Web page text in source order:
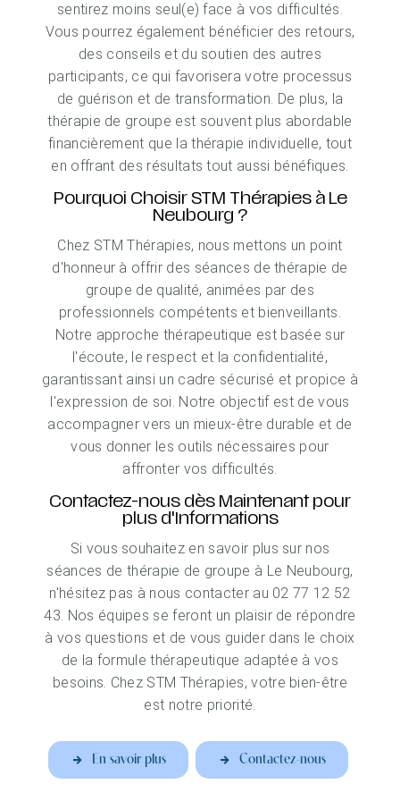
sentirez moins seul(e) face à vos difficultés.
Vous pourrez également bénéficier des retours,
des conseils et du soutien des autres
participants, ce qui favorisera votre processus
de guérison et de transformation. De plus, la
thérapie de groupe est souvent plus abordable
financièrement que la thérapie individuelle, tout
en offrant des résultats tout aussi bénéfiques.
Pourquoi Choisir STM Thérapies à Le
Neubourg ?
Chez STM Thérapies, nous mettons un point
d'honneur à offrir des séances de thérapie de
groupe de qualité, animées par des
professionnels compétents et bienveillants.
Notre approche thérapeutique est basée sur
l'écoute, le respect et la confidentialité,
garantissant ainsi un cadre sécurisé et propice à
l'expression de soi. Notre objectif est de vous
accompagner vers un mieux-être durable et de
vous donner les outils nécessaires pour
affronter vos difficultés.
Contactez-nous dès Maintenant pour
plus d'Informations
Si vous souhaitez en savoir plus sur nos
séances de thérapie de groupe à Le Neubourg,
n'hésitez pas à nous contacter au 02 77 12 52
43. Nos équipes se feront un plaisir de répondre
à vos questions et de vous guider dans le choix
de la formule thérapeutique adaptée à vos
besoins. Chez STM Thérapies, votre bien-être
est notre priorité.
En savoir plus Contactez-nous